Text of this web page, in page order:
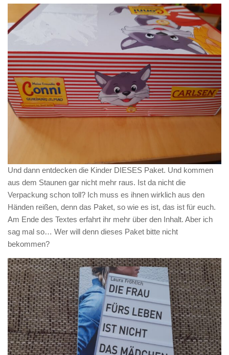
Und dann entdecken die Kinder DIESES Paket. Und kommen
aus dem Staunen gar nicht mehr raus. Ist da nicht die
Verpackung schon toll? Ich muss es ihnen wirklich aus den
Händen reißen, denn das Paket, so wie es ist, das ist für euch.
Am Ende des Textes erfahrt ihr mehr über den Inhalt. Aber ich
sag mal so… Wer will denn dieses Paket bitte nicht
bekommen?